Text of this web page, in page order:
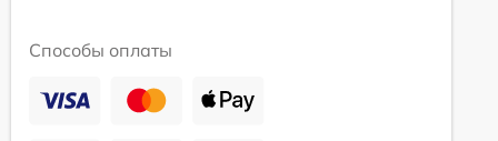
Способы оплаты